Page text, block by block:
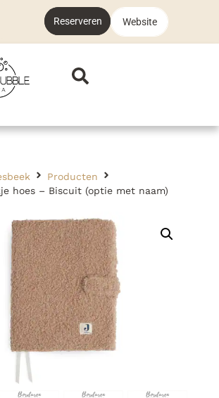
Reserveren Website
Producten
hoes – Biscuit (optie met naam)